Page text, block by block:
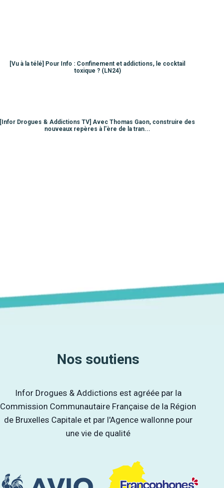
[Vu à la télé] Pour Info : Confinement et addictions, le cocktail
toxique ? (LN24)
[Infor Drogues & Addictions TV] Avec Thomas Gaon, construire des
nouveaux repères à l'ère de la tran...
Nos soutiens
Infor Drogues & Addictions est agréée par la
Commission Communautaire Française de la Région
de Bruxelles Capitale et par l'Agence wallonne pour
une vie de qualité